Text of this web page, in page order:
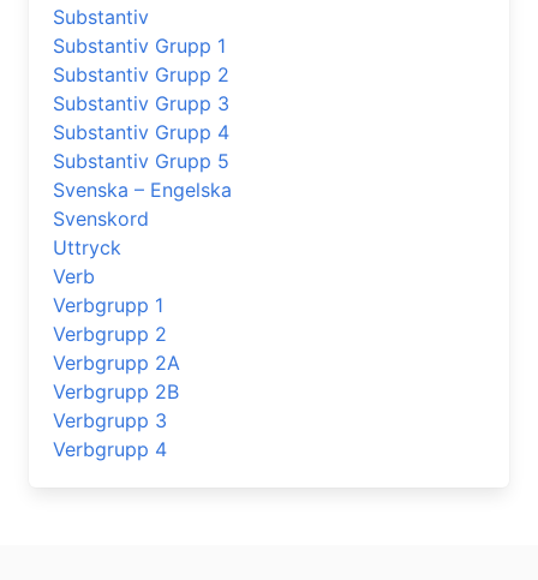
Substantiv
Substantiv Grupp 1
Substantiv Grupp 2
Substantiv Grupp 3
Substantiv Grupp 4
Substantiv Grupp 5
Svenska – Engelska
Svenskord
Uttryck
Verb
Verbgrupp 1
Verbgrupp 2
Verbgrupp 2A
Verbgrupp 2B
Verbgrupp 3
Verbgrupp 4